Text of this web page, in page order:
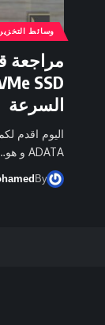
وسائط
السرعة
اليوم اقدم
ADATA و هو…
By